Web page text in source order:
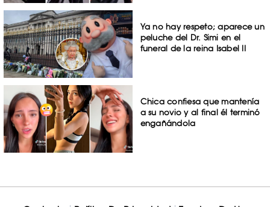
Ya no hay respeto; aparece un
peluche del Dr. Simi en el
funeral de la reina Isabel II
Chica confiesa que mantenía
a su novio y al final él terminó
engañándola